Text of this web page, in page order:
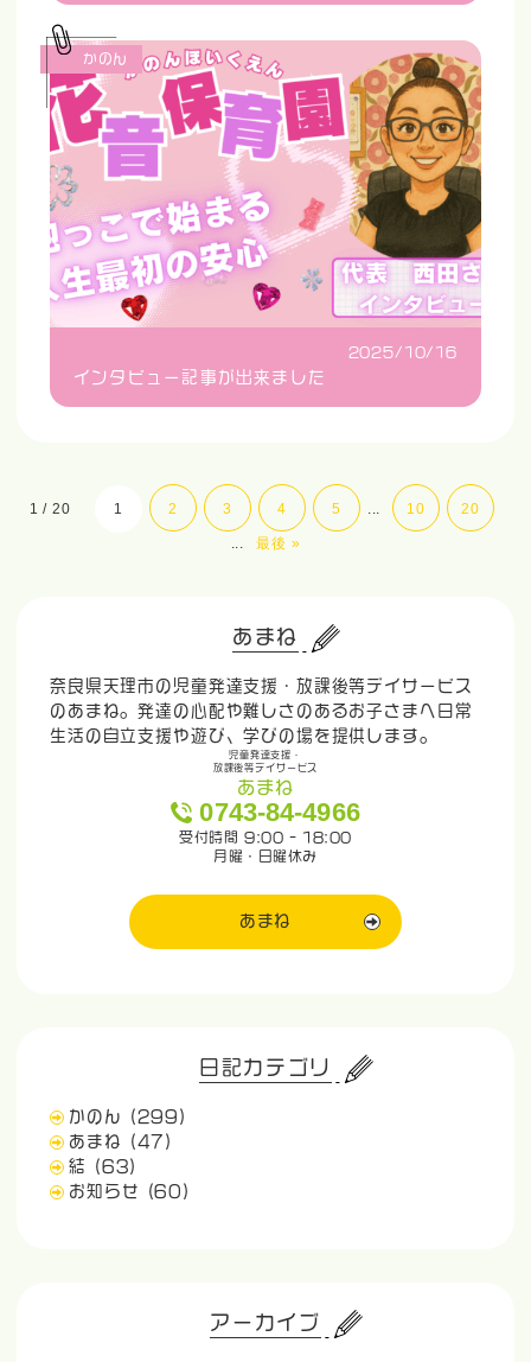
2025/10/16
インタビュー記事が出来ました
かのん
1 / 20 1 2 3 4 5 ... 10 20
... 最後 »
あまね
奈良県天理市の児童発達支援・放課後等デイサービス
のあまね。発達の心配や難しさのあるお子さまへ日常
生活の自立支援や遊び、学びの場を提供します。
児童発達支援・
放課後等デイサービス
あまね
0743-84-4966
受付時間 9:00 - 18:00
月曜・日曜休み
あまね
日記カテゴリ
かのん
(299)
あまね
(47)
結
(63)
お知らせ
(60)
アーカイブ